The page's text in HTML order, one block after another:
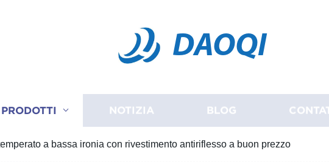
DAOQI
PRODOTTI NOTIZIA BLOG
a bassa ironia con rivestimento antiriflesso a buon prezzo